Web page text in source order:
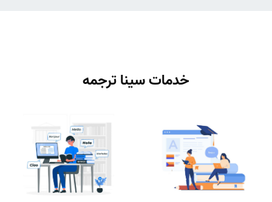
خدمات سینا ترجمه